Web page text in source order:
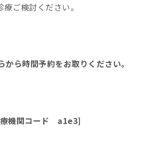
ご検討ください。
ら時間予約をお取りください。
療機関コード a1e3]